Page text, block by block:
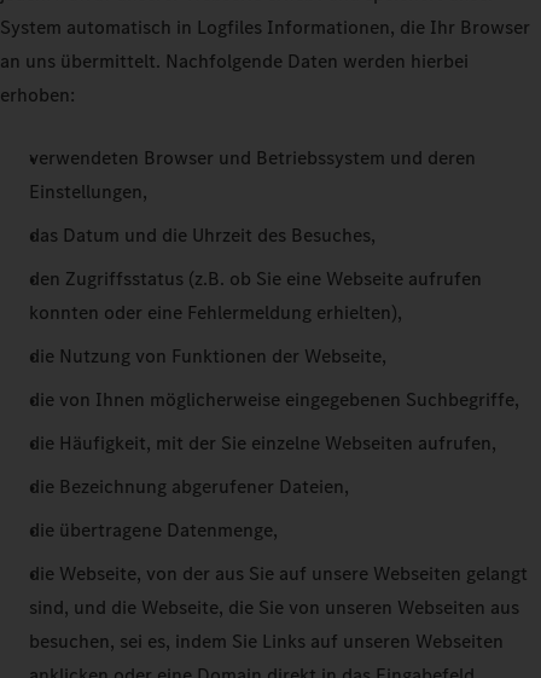
System automatisch in Logfiles Informationen, die Ihr Browser
an uns übermittelt. Nachfolgende Daten werden hierbei
erhoben:
verwendeten Browser und Betriebssystem und deren
Einstellungen,
das Datum und die Uhrzeit des Besuches,
den Zugriffsstatus (z.B. ob Sie eine Webseite aufrufen
konnten oder eine Fehlermeldung erhielten),
die Nutzung von Funktionen der Webseite,
die von Ihnen möglicherweise eingegebenen Suchbegriffe,
die Häufigkeit, mit der Sie einzelne Webseiten aufrufen,
die Bezeichnung abgerufener Dateien,
die übertragene Datenmenge,
die Webseite, von der aus Sie auf unsere Webseiten gelangt
sind, und die Webseite, die Sie von unseren Webseiten aus
besuchen, sei es, indem Sie Links auf unseren Webseiten